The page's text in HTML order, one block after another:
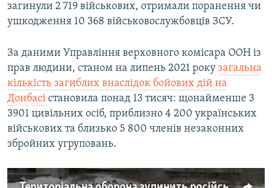
загинули 2 719 військових, отримали поранення чи
ушкодження 10 368 військовослужбовців ЗСУ.
За даними Управління верховного комісара ООН із
прав людини, станом на липень 2021 року загальна
кількість загиблих внаслідок бойових дій на
Донбасі становила понад 13 тисяч: щонайменше 3
3901 цивільних осіб, приблизно 4 200 українських
військових та близько 5 800 членів незаконних
збройних угруповань.